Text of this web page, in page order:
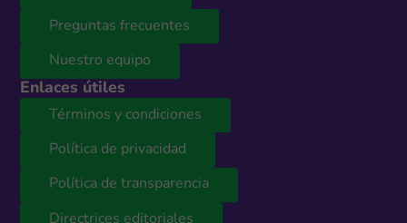
Preguntas frecuentes
Nuestro equipo
Enlaces útiles
Términos y condiciones
Política de privacidad
Política de transparencia
Directrices editoriales